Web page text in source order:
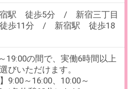
～金）
選びいただけま
可能です。